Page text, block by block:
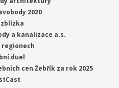
2020
zblízka
a kanalizace a.s.
regionech
duel
cen Žebřík za rok 2025